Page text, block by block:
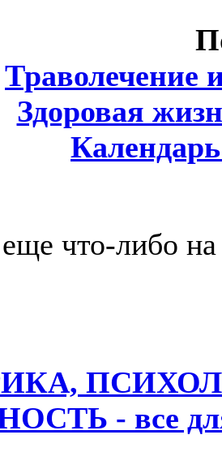
Траволечение
Здоровая
что-либо
- все для